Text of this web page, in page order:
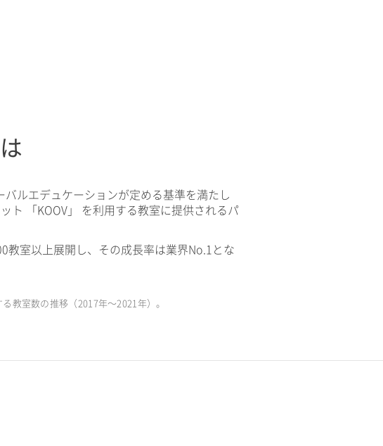
バルエデュケーションが定める基準を満たし
ト 「KOOV」 を利用する教室に提供されるパ
教室以上展開し、その成長率は業界No.1とな
教室数の推移（2017年〜2021年）。